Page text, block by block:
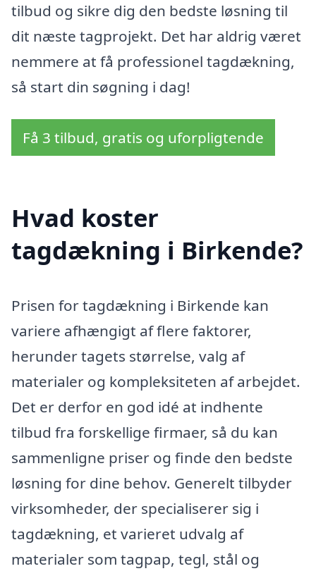
tilbud og sikre dig den bedste løsning til
dit næste tagprojekt. Det har aldrig været
nemmere at få professionel tagdækning,
så start din søgning i dag!
Få 3 tilbud, gratis og uforpligtende
Hvad koster
tagdækning i Birkende?
Prisen for tagdækning i Birkende kan
variere afhængigt af flere faktorer,
herunder tagets størrelse, valg af
materialer og kompleksiteten af arbejdet.
Det er derfor en god idé at indhente
tilbud fra forskellige firmaer, så du kan
sammenligne priser og finde den bedste
løsning for dine behov. Generelt tilbyder
virksomheder, der specialiserer sig i
tagdækning, et varieret udvalg af
materialer som tagpap, tegl, stål og